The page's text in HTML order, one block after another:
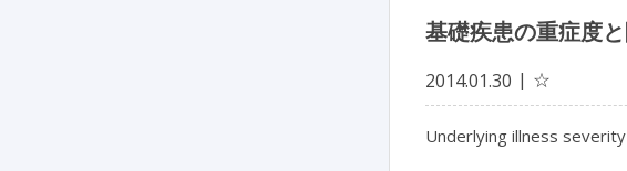
基礎疾患の重症度
2014.01.30 ☆
Underlying illness